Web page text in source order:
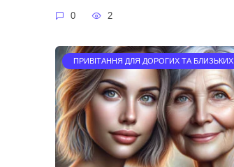
0 2
ПРИВІТАННЯ ДЛЯ ДОРОГИХ ТА БЛИЗЬКИХ